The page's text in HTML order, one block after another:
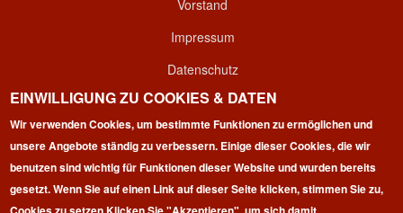
Vorstand
Impressum
Datenschutz
Kontakt
Login
EINWILLIGUNG ZU COOKIES & DATEN
Wir verwenden Cookies, um bestimmte Funktionen zu ermöglichen und
unsere Angebote ständig zu verbessern. Einige dieser Cookies, die wir
benutzen sind wichtig für Funktionen dieser Website und wurden bereits
gesetzt. Wenn Sie auf einen Link auf dieser Seite klicken, stimmen Sie zu,